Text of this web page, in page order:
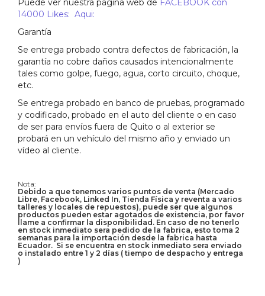
Puede ver nuestra página web de FACEBOOK con
14000 Likes: Aqui:
Garantía
Se entrega probado contra defectos de fabricación, la
garantía no cobre daños causados intencionalmente
tales como golpe, fuego, agua, corto circuito, choque,
etc.
Se entrega probado en banco de pruebas, programado
y codificado, probado en el auto del cliente o en caso
de ser para envíos fuera de Quito o al exterior se
probará en un vehículo del mismo año y enviado un
vídeo al cliente.
Nota:
Debido a que tenemos varios puntos de venta (Mercado
Libre, Facebook, Linked In, Tienda Física y reventa a varios
talleres y locales de repuestos), puede ser que algunos
productos pueden estar agotados de existencia, por favor
llame a confirmar la disponibilidad. En caso de no tenerlo
en stock inmediato sera pedido de la fabrica, esto toma 2
semanas para la importación desde la fabrica hasta
Ecuador. Si se encuentra en stock inmediato sera enviado
o instalado entre 1 y 2 días ( tiempo de despacho y entrega
)